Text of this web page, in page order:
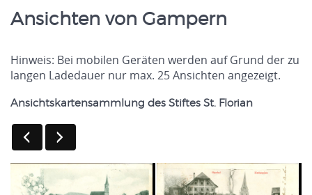
Ansichten von Gampern
Hinweis: Bei mobilen Geräten werden auf Grund der zu
langen Ladedauer nur max. 25 Ansichten angezeigt.
Ansichtskartensammlung des Stiftes St. Florian